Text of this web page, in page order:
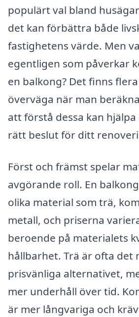
populärt val bland
det kan förbättra både
fastighetens värde. Men
egentligen som påverkar
en balkong? Det finns
överväga när man
att förstå dessa kan
rätt beslut för ditt
Först och främst spelar
avgörande roll. En
olika material som trä,
metall, och priserna
beroende på materialets
hållbarhet. Trä är ofta det
prisvänliga alternativet,
mer underhåll över tid.
är mer långvariga och